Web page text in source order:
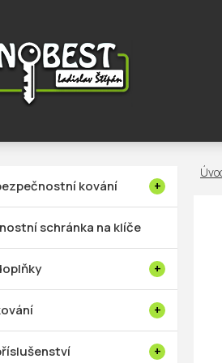
kování
schránka na klíče